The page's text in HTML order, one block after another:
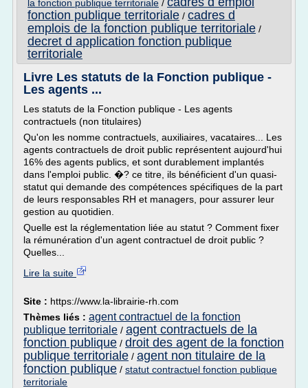
la fonction publique territoriale /
fonction publique territoriale / cadres d
emplois de la fonction publique territoriale /
decret d application fonction publique
territoriale
Livre Les statuts de la Fonction publique -
Les agents ...
Les statuts de la Fonction publique - Les agents
contractuels (non titulaires)
Qu'on les nomme contractuels, auxiliaires, vacataires... Les
agents contractuels de droit public représentent aujourd'hui
16% des agents publics, et sont durablement implantés
dans l'emploi public. �? ce titre, ils bénéficient d'un quasi-
statut qui demande des compétences spécifiques de la part
de leurs responsables RH et managers, pour assurer leur
gestion au quotidien.
Quelle est la réglementation liée au statut ? Comment fixer
la rémunération d'un agent contractuel de droit public ?
Quelles...
Lire la suite
Site : https://www.la-librairie-rh.com
Thèmes liés : agent contractuel de la fonction
publique territoriale / agent contractuels de la
fonction publique / droit des agent de la fonction
publique territoriale / agent non titulaire de la
fonction publique / statut contractuel fonction publique
territoriale